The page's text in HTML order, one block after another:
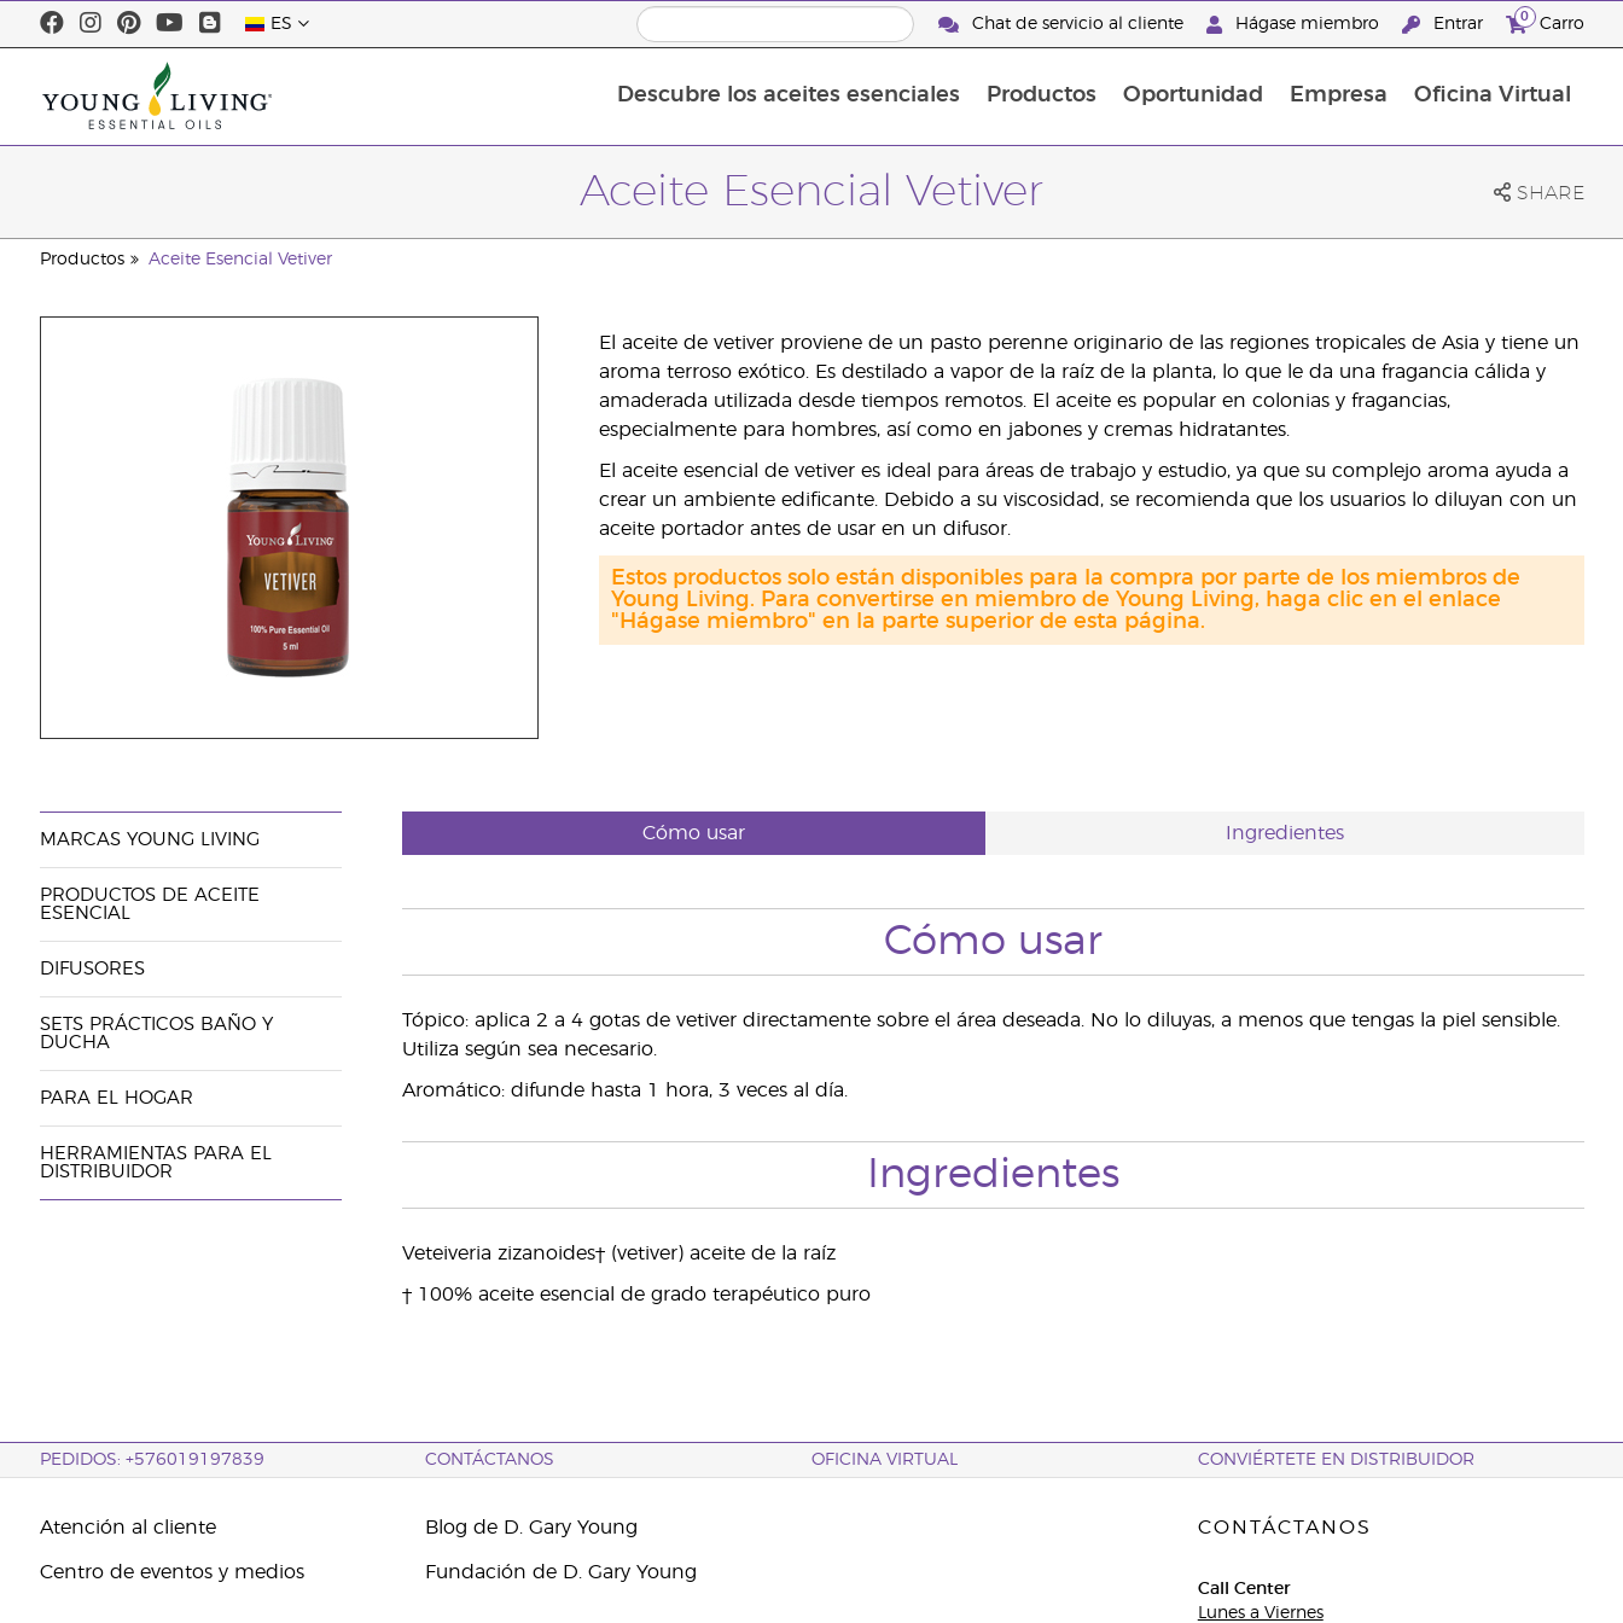
ES Chat de servicio al cliente Hágase miembro Entrar 0 Carro
Descubre los aceites esenciales Productos Oportunidad Empresa Oficina Virtual
Aceite Esencial Vetiver SHARE
Productos Aceite Esencial Vetiver
El aceite de vetiver proviene de un pasto perenne originario de las regiones tropicales de Asia y tiene un
aroma terroso exótico. Es destilado a vapor de la raíz de la planta, lo que le da una fragancia cálida y
amaderada utilizada desde tiempos remotos. El aceite es popular en colonias y fragancias,
especialmente para hombres, así como en jabones y cremas hidratantes.
El aceite esencial de vetiver es ideal para áreas de trabajo y estudio, ya que su complejo aroma ayuda a
crear un ambiente edificante. Debido a su viscosidad, se recomienda que los usuarios lo diluyan con un
aceite portador antes de usar en un difusor.
Estos productos solo están disponibles para la compra por parte de los miembros de
Young Living. Para convertirse en miembro de Young Living, haga clic en el enlace
"Hágase miembro" en la parte superior de esta página.
MARCAS YOUNG LIVING
PRODUCTOS DE ACEITE
ESENCIAL
DIFUSORES
SETS PRÁCTICOS BAÑO Y
DUCHA
PARA EL HOGAR
HERRAMIENTAS PARA EL
DISTRIBUIDOR
Cómo usar Ingredientes
Cómo usar
Tópico: aplica 2 a 4 gotas de vetiver directamente sobre el área deseada. No lo diluyas, a menos que tengas la piel sensible.
Utiliza según sea necesario.
Aromático: difunde hasta 1 hora, 3 veces al día.
Ingredientes
Veteiveria zizanoides† (vetiver) aceite de la raíz
† 100% aceite esencial de grado terapéutico puro
PEDIDOS: +576019197839 CONTÁCTANOS OFICINA VIRTUAL CONVIÉRTETE EN DISTRIBUIDOR
Atención al cliente
Centro de eventos y medios
Blog de D. Gary Young
Fundación de D. Gary Young
CONTÁCTANOS
Call Center
Lunes a Viernes